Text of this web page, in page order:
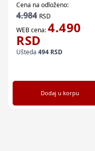
Cena na odloženo:
4.984 RSD
WEB cena:4.490
RSD
Ušteda 494 RSD
Dodaj u korpu